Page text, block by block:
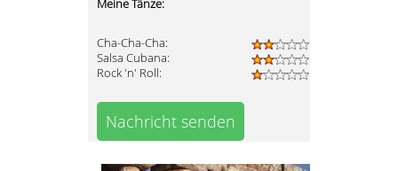
Meine Tänze:
Cha-Cha-Cha:
Salsa Cubana:
Rock 'n' Roll:
Nachricht senden